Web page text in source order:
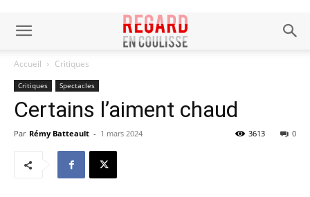
Accueil Critiques
Critiques Spectacles
Certains l’aiment chaud
Par Rémy Batteault - 1 mars 2024 0
3613